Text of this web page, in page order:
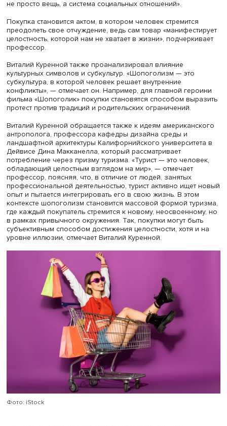
вещи начинают заменять человеческие отношения.
«Мужчина никогда не будет заботиться о вас так, как
магазин», — цитирует Вадим Радаев один из постулатов
главной героини названного фильма. Это иллюстрирует
увлеченными отношениями с вещами.
Кроме того, распродажи, обращает внимание эксперт,
становятся площадкой для проявления агрессии, что
подчеркивает разрушительный потенциал этого
Товар как система отношений
Профессор Школы философии и культурологии
Куренной предложил посмотреть на шопоголизм через
призму философии. Он цитирует Карла Маркса: «Товар
не просто вещь, а система социальных отношений».
Покупка становится актом, в котором человек
преодолеть свое отчуждение, ведь сам товар
целостность, которой нам не хватает в жизни»,
профессор.
Виталий Куренной также проанализировал влияние
культурных символов и субкультур. «Шопоголизм — это
субкультура, в которой человек решает внутренние
конфликты», — отмечает он. Например, для главной
фильма «Шопоголик» покупки становятся способом
протест против традиций и родительских ограничений.
Виталий Куренной обращается также к идеям
антрополога, профессора кафедры дизайна среды и
ландшафтной архитектуры Калифорнийского
Дейвисе Дина Макканелла, который рассматривает
потребление через призму туризма. «Турист — это
обладающий целостным взглядом на мир», — отмечает
профессор, поясняя, что, в отличие от людей, занятых
профессиональной деятельностью, турист активно
опыт и пытается интегрировать его в свою жизнь. В
контексте шопоголизм становится массовой формой